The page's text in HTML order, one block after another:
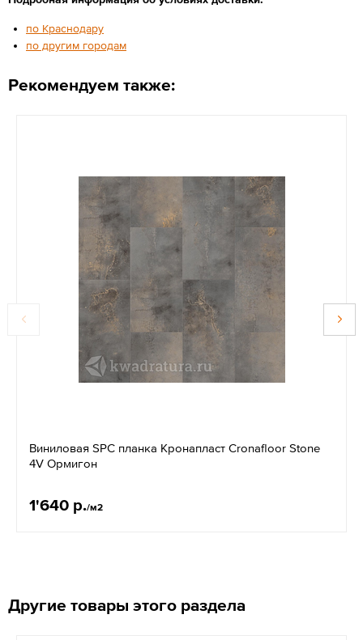
по Краснодару
по другим городам
Рекомендуем также:
Виниловая SPC планка Кронапласт Cronafloor Stone
4V Ормигон
1'640 р./м2
Другие товары этого раздела